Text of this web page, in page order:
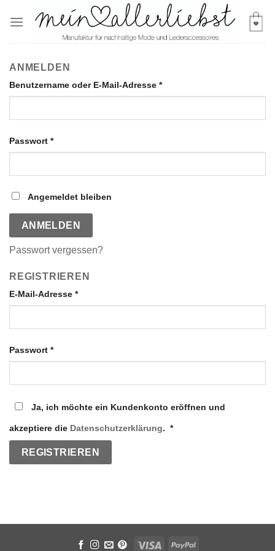
ANMELDEN
Benutzername oder E-Mail-Adresse *
Passwort *
Angemeldet bleiben
ANMELDEN
Passwort vergessen?
REGISTRIEREN
E-Mail-Adresse *
Passwort *
Ja, ich möchte ein Kundenkonto eröffnen und
akzeptiere die Datenschutzerklärung. *Erforderlich
REGISTRIEREN